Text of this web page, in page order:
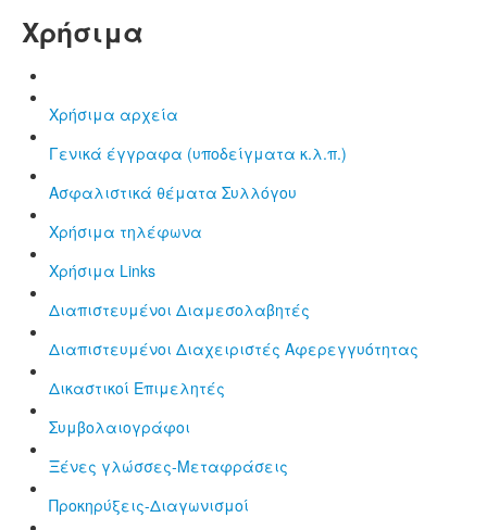
Χρήσιμα
Χρήσιμα αρχεία
Γενικά έγγραφα (υποδείγματα κ.λ.π.)
Aσφαλιστικά θέματα Συλλόγου
Χρήσιμα τηλέφωνα
Χρήσιμα Links
Διαπιστευμένοι Διαμεσολαβητές
Διαπιστευμένοι Διαχειριστές Αφερεγγυότητας
Δικαστικοί Επιμελητές
Συμβολαιογράφοι
Ξένες γλώσσες-Μεταφράσεις
Προκηρύξεις-Διαγωνισμοί